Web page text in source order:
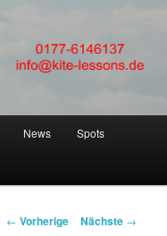
in
Kiel
Eckernförde, Laboe,
News Spots
Artikelnavigation
← Vorherige Nächste →